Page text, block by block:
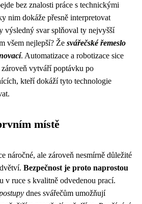
bez znalosti práce s technickými
nim dokáže přesně interpretovat
výsledný svar splňoval ty nejvyšší
všem nejlepší? Že svářečské řemeslo
. Automatizace a robotizace sice
vytváří poptávku po
kteří dokáží tyto technologie
místě
náročné, ale zároveň nesmírně důležité
Bezpečnost je proto naprostou
v ruce s kvalitně odvedenou prací.
dnes svářečům umožňují